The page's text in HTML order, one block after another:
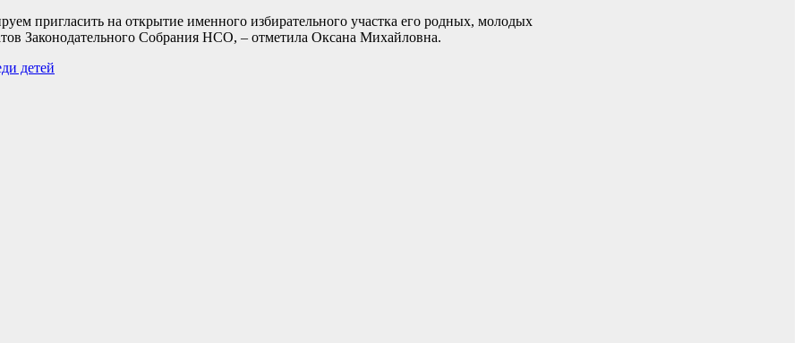
пригласить на открытие именного избирательного участка его родных, молодых
Законодательного Собрания НСО, – отметила Оксана Михайловна.
детей